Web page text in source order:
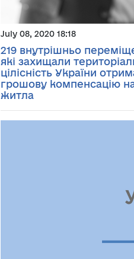
July 08, 2020 18:18
219 внутрішньо
які захищали
цілісність України
грошову компенсацію
житла